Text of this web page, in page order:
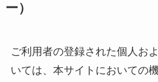
ー）
ご利用者の登録された個人お
いては、本サイトにおいての